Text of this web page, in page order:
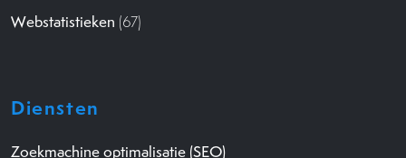
Webstatistieken (67)
Diensten
Zoekmachine optimalisatie (SEO)